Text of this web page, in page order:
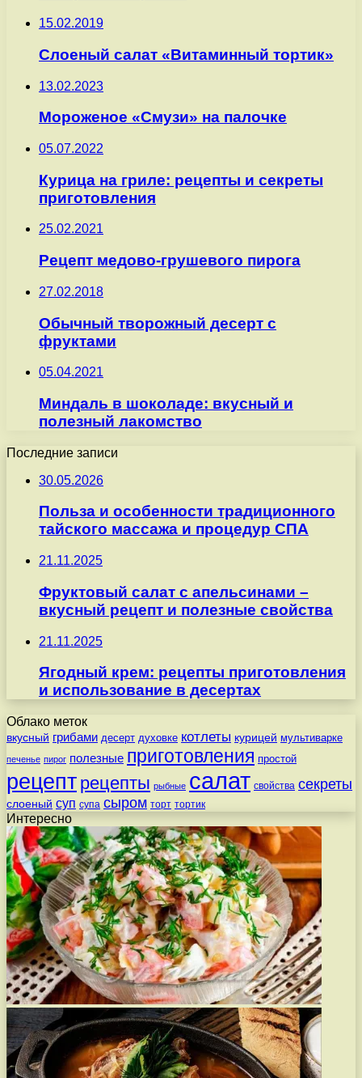
15.02.2019
Слоеный салат «Витаминный тортик»
13.02.2023
Мороженое «Смузи» на палочке
05.07.2022
Курица на гриле: рецепты и секреты
приготовления
25.02.2021
Рецепт медово-грушевого пирога
27.02.2018
Обычный творожный десерт с
фруктами
05.04.2021
Миндаль в шоколаде: вкусный и
полезный лакомство
Последние записи
30.05.2026
Польза и особенности традиционного
тайского массажа и процедур СПА
21.11.2025
Фруктовый салат с апельсинами –
вкусный рецепт и полезные свойства
21.11.2025
Ягодный крем: рецепты приготовления
и использование в десертах
Облако меток
вкусный грибами десерт духовке котлеты курицей мультиварке
печенье пирог полезные приготовления простой
рецепт рецепты рыбные салат свойства секреты
слоеный суп супа сыром торт тортик
Интересно